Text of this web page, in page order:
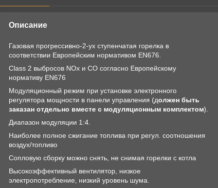
Описание
Газовая прогрессивно-2-ух ступенчатая горелка в
соответствии Европейским нормативом EN676.
Class 2 выбросов NOx и CO согласно Европейскому
нормативу EN676
Модуляционный режим при установке электронного
регулятора мощности в панели управления (должен быть
заказан отдельно вместе с модуляционным комплектом).
Диапазон модуляции 1:4.
Наиболее полное сжигание топлива при регул. соотношения
воздух/топливо
Сопловую сборку можно снять, не снимая горелки с котла
Высокоэффективный вентилятор, низкое
электропотребление, низкий уровень шума.